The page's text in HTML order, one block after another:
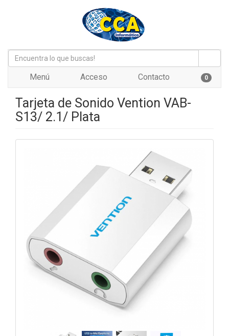
Menú Acceso Contacto 0
Tarjeta de Sonido Vention VAB-
S13/ 2.1/ Plata